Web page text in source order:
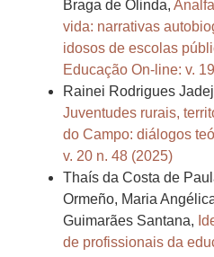
Braga de Olinda,
vida: narrativas
idosos de escolas
Educação On-line: v.
Rainei Rodrigues
Juventudes rurais,
do Campo: diálogos
v. 20 n. 48 (2025)
Thaís da Costa de
Ormeño, Maria
Guimarães Santana,
de profissionais da